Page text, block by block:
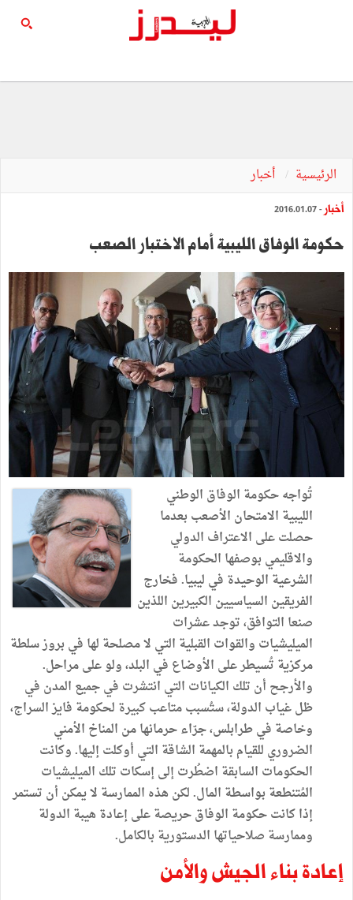
الرئيسية أخبار
أخبار - 2016.01.07
حكومة الوفاق الليبية أمام الاختبار الصعب
تُواجه حكومة الوفاق الوطني
الليبية الامتحان الأصعب بعدما
حصلت على الاعتراف الدولي
والاقليمي بوصفها الحكومة
الشرعية الوحيدة في ليبيا. فخارج
الفريقين السياسيين الكبيرين اللذين
صنعا التوافق، توجد عشرات
الميليشيات والقوات القبلية التي لا مصلحة لها في بروز سلطة
مركزية تُسيطر على الأوضاع في البلد، ولو على مراحل.
والأرجح أن تلك الكيانات التي انتشرت في جميع المدن في
ظل غياب الدولة، ستُسبب متاعب كبيرة لحكومة فايز السراج،
وخاصة في طرابلس، جرّاء حرمانها من المناخ الأمني
الضروري للقيام بالمهمة الشاقة التي أوكلت إليها. وكانت
الحكومات السابقة اضطُرت إلى إسكات تلك الميليشيات
المُتنطعة بواسطة المال. لكن هذه الممارسة لا يمكن أن تستمر
إذا كانت حكومة الوفاق حريصة على إعادة هيبة الدولة
وممارسة صلاحياتها الدستورية بالكامل.
إعادة بناء الجيش والأمن